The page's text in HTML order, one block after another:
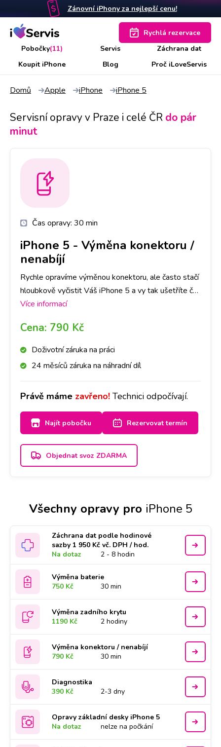
Zánovní iPhony za nejlepší cenu!
Pobočky(11) Servis
Záchrana dat
Koupit iPhone
Blog Proč iLoveServis
Rychlá rezervace
Domů Apple iPhone iPhone 5
Servisní opravy v Praze i celé ČR do pár
minut
Čas opravy: 30 min
iPhone 5 - Výměna konektoru /
nenabíjí
Rychle opravíme výměnou konektoru, ale často stačí
hloubkově vyčistit Váš iPhone 5 a vy tak ušetříte čas
i peníze. Nejlepší je nyní se zastavit na jakékoliv
Více informací
Cena: 790 Kč
Doživotní záruka na práci
24 měsíců záruka na náhradní díl
Právě máme zavřeno! Technici odpočívají.
Najít pobočku Rezervovat termín
Objednat svoz ZDARMA
Všechny opravy pro iPhone 5
Záchrana dat podle hodinové
sazby 1 950 Kč vč. DPH / hod.
Na dotaz
2 - 8 hodin
Výměna baterie
750 Kč
30 min
Výměna zadního krytu
1190 Kč
2 hodiny
Výměna konektoru / nenabíjí
790 Kč
30 min
Diagnostika
390 Kč
2-3 dny
Opravy základní desky iPhone 5
Na dotaz
nelze na počkání